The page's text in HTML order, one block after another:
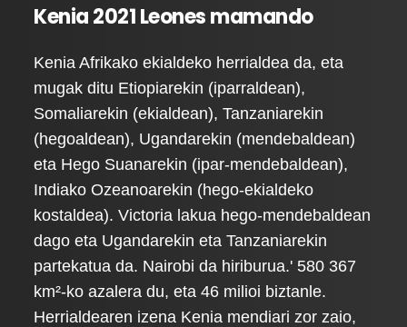
Kenia 2021 Leones mamando
Kenia Afrikako ekialdeko herrialdea da, eta
mugak ditu Etiopiarekin (iparraldean),
Somaliarekin (ekialdean), Tanzaniarekin
(hegoaldean), Ugandarekin (mendebaldean)
eta Hego Suanarekin (ipar-mendebaldean),
Indiako Ozeanoarekin (hego-ekialdeko
kostaldea). Victoria lakua hego-mendebaldean
dago eta Ugandarekin eta Tanzaniarekin
partekatua da. Nairobi da hiriburua.' 580 367
km²-ko azalera du, eta 46 milioi biztanle.
Herrialdearen izena Kenia mendiari zor zaio,